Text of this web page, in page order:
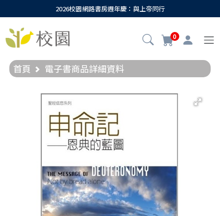
2026校園網路書房週年慶：與上帝同行
0
首頁 電子書商品詳細資料